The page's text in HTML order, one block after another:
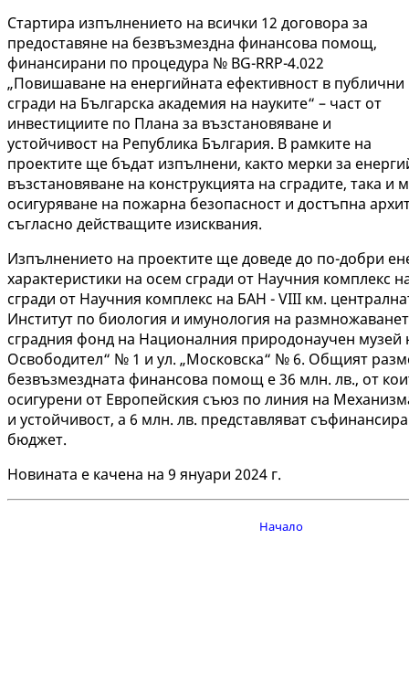
Стартира изпълнението на всички 12 договора за
предоставяне на безвъзмездна финансова помощ,
финансирани по процедура № BG-RRP-4.022
„Повишаване на енергийната ефективност в публични
сгради на Българска академия на науките“ – част от
инвестициите по Плана за възстановяване и
устойчивост на Република България. В рамките на
проектите ще бъдат изпълнени, както мерки за
възстановяване на конструкцията на сградите, така и
осигуряване на пожарна безопасност и достъпна
съгласно действащите изисквания.
Изпълнението на проектите ще доведе до по-добри
характеристики на осем сгради от Научния комплекс
сгради от Научния комплекс на БАН - VIII км.
Институт по биология и имунология на
сградния фонд на Националния природонаучен музей
Освободител“ № 1 и ул. „Московска“ № 6. Общият
безвъзмездната финансова помощ е 36 млн. лв., от
осигурени от Европейския съюз по линия на
и устойчивост, а 6 млн. лв. представляват
бюджет.
Новината е качена на 9 януари 2024 г.
Начало